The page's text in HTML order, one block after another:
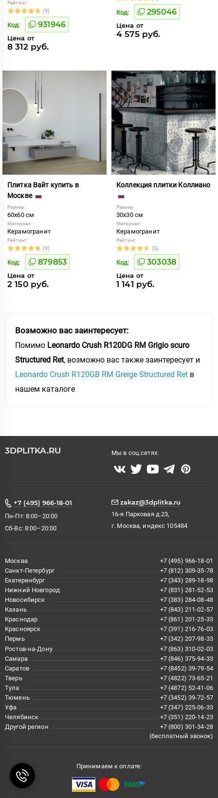
Рейтинг:
(9)
Код: 931946
Цена от
8 312 руб.
Код: 295046
Цена от
4 575 руб.
Плитка Вайт купить в
Москве
Размер:
60x60 см
Материал:
Керамогранит
Рейтинг:
(9)
Код: 879853
Цена от
2 150 руб.
Коллекция плитки Коллиано
Размер:
30x30 см
Материал:
Керамогранит
Рейтинг:
(5)
Код: 303038
Цена от
1 141 руб.
Возможно вас заинтересует:
Помимо Leonardo Crush R120DG RM Grigio scuro
Structured Ret, возможно вас также заинтересует и
Leonardo Crush R120GB RM Greige Structured Ret в
нашем каталоге
3DPLITKA.RU Мы в соц.сетях:
+7 (495) 966-18-01
Пн-Пт: 8:00–20:00
Сб-Вс: 8:00–20:00
zakaz@3dplitka.ru
16-я Парковая д.23,
г. Москва, индекс 105484
Москва
+7 (495) 966-18-01
Санкт-Петербург
+7 (812) 309-35-78
Екатеринбург
+7 (343) 289-18-98
Нижний Новгород
+7 (831) 281-52-53
Новосибирск
+7 (383) 284-08-48
Казань
+7 (843) 211-02-57
Краснодар
+7 (861) 201-25-33
Красноярск
+7 (391) 216-76-03
Пермь
+7 (342) 207-98-33
Ростов-на-Дону
+7 (863) 310-02-03
Самара
+7 (846) 375-94-33
Саратов
+7 (8452) 39-79-54
Тверь
+7 (4822) 73-65-21
Тула
+7 (4872) 52-41-06
Тюмень
+7 (3452) 39-72-57
Уфа
+7 (347) 225-06-33
Челябинск
+7 (351) 220-14-23
Другой регион
+7 (800) 301-34-28
(бесплатный звонок)
Принимаем к оплате: